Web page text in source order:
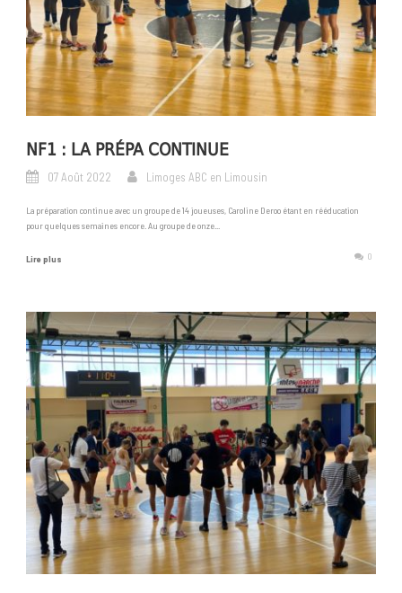
NF1 : LA PRÉPA CONTINUE
07 Août 2022 Limoges ABC en Limousin
La préparation continue avec un groupe de 14 joueuses, Caroline Deroo étant en rééducation
pour quelques semaines encore. Au groupe de onze...
Lire plus 0